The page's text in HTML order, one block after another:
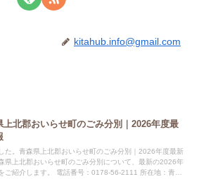
kitahub.info@gmail.com
上北郡おいらせ町のごみ分別｜2026年度最
た。青森県上北郡おいらせ町のごみ分別｜2026年度最新
県上北郡おいらせ町のごみ分別について、最新の2026年
ご紹介します。 電話番号：0178-56-2111 所在地：青森